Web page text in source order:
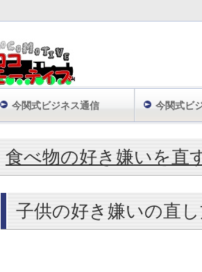
食べ物の好き嫌いを
子供の好き嫌いの直
今関式ビジネス通信 今関式ビ